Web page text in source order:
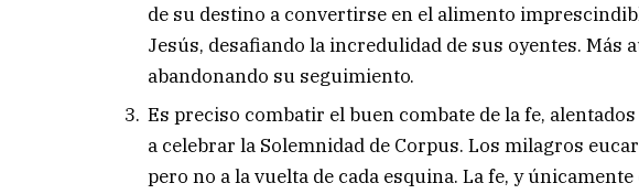
de su destino a convertirse en el alimento
Jesús, desafiando la incredulidad de sus oyentes. Más
abandonando su seguimiento.
Es preciso combatir el buen combate de la fe,
a celebrar la Solemnidad de Corpus. Los milagros
pero no a la vuelta de cada esquina. La fe, y